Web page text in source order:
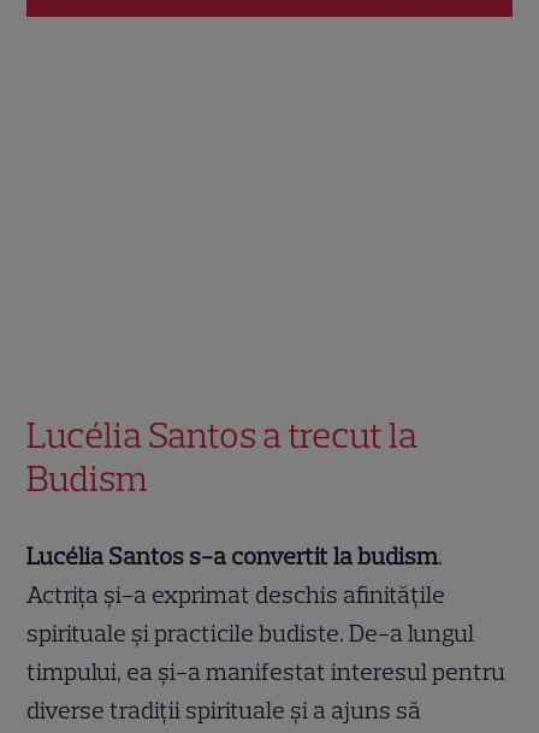
Lucélia Santos a trecut la
Budism
Lucélia Santos s-a convertit la budism.
Actrița și-a exprimat deschis afinitățile
spirituale și practicile budiste. De-a lungul
timpului, ea și-a manifestat interesul pentru
diverse tradiții spirituale și a ajuns să